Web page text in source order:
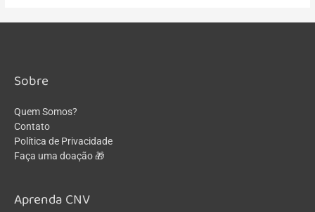
Sobre
Quem Somos?
Contato
Política de Privacidade
Faça uma doação 🎁
Aprenda CNV